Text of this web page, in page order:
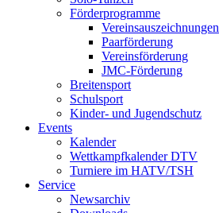
Förderprogramme
Vereinsauszeichnungen
Paarförderung
Vereinsförderung
JMC-Förderung
Breitensport
Schulsport
Kinder- und Jugendschutz
Events
Kalender
Wettkampfkalender DTV
Turniere im HATV/TSH
Service
Newsarchiv